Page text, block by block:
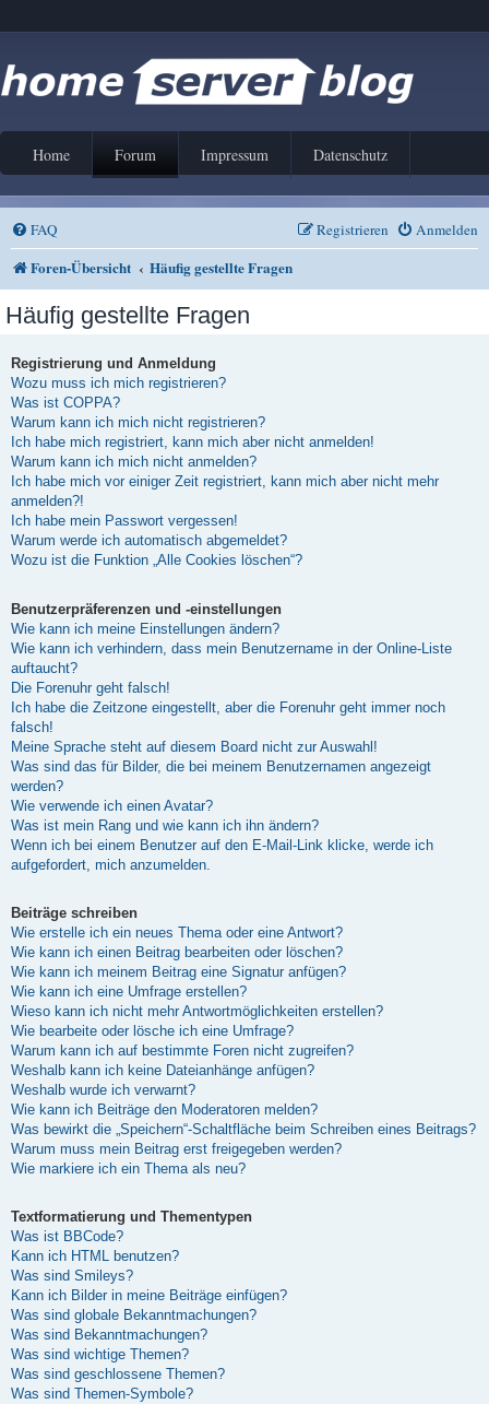
Home Forum Impressum Datenschutz
FAQ Anmelden
Registrieren
Foren-Übersicht Häufig gestellte Fragen
Häufig gestellte Fragen
Registrierung und Anmeldung
Wozu muss ich mich registrieren?
Was ist COPPA?
Warum kann ich mich nicht registrieren?
Ich habe mich registriert, kann mich aber nicht anmelden!
Warum kann ich mich nicht anmelden?
Ich habe mich vor einiger Zeit registriert, kann mich aber nicht mehr
anmelden?!
Ich habe mein Passwort vergessen!
Warum werde ich automatisch abgemeldet?
Wozu ist die Funktion „Alle Cookies löschen“?
Benutzerpräferenzen und -einstellungen
Wie kann ich meine Einstellungen ändern?
Wie kann ich verhindern, dass mein Benutzername in der Online-Liste
auftaucht?
Die Forenuhr geht falsch!
Ich habe die Zeitzone eingestellt, aber die Forenuhr geht immer noch
falsch!
Meine Sprache steht auf diesem Board nicht zur Auswahl!
Was sind das für Bilder, die bei meinem Benutzernamen angezeigt
werden?
Wie verwende ich einen Avatar?
Was ist mein Rang und wie kann ich ihn ändern?
Wenn ich bei einem Benutzer auf den E-Mail-Link klicke, werde ich
aufgefordert, mich anzumelden.
Beiträge schreiben
Wie erstelle ich ein neues Thema oder eine Antwort?
Wie kann ich einen Beitrag bearbeiten oder löschen?
Wie kann ich meinem Beitrag eine Signatur anfügen?
Wie kann ich eine Umfrage erstellen?
Wieso kann ich nicht mehr Antwortmöglichkeiten erstellen?
Wie bearbeite oder lösche ich eine Umfrage?
Warum kann ich auf bestimmte Foren nicht zugreifen?
Weshalb kann ich keine Dateianhänge anfügen?
Weshalb wurde ich verwarnt?
Wie kann ich Beiträge den Moderatoren melden?
Was bewirkt die „Speichern“-Schaltfläche beim Schreiben eines Beitrags?
Warum muss mein Beitrag erst freigegeben werden?
Wie markiere ich ein Thema als neu?
Textformatierung und Thementypen
Was ist BBCode?
Kann ich HTML benutzen?
Was sind Smileys?
Kann ich Bilder in meine Beiträge einfügen?
Was sind globale Bekanntmachungen?
Was sind Bekanntmachungen?
Was sind wichtige Themen?
Was sind geschlossene Themen?
Was sind Themen-Symbole?